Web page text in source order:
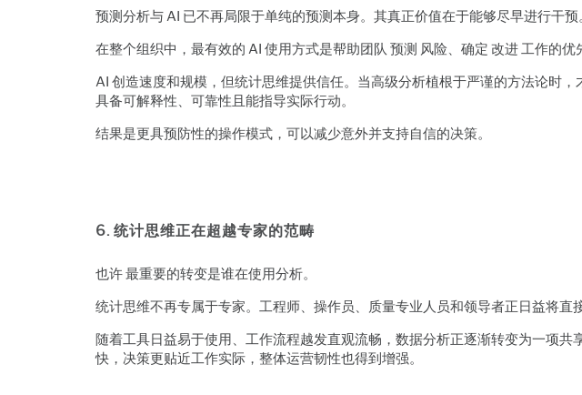
预测分析与 AI 已不再局限于单纯的预测本身。其真正价值在于能够尽早进行干预
在整个组织中，最有效的 AI 使用方式是帮助团队 预测 风险、确定 改进 工作的
AI 创造速度和规模，但统计思维提供信任。当高级分析植根于严谨的方法论时
具备可解释性、可靠性且能指导实际行动。
结果是更具预防性的操作模式，可以减少意外并支持自信的决策。
6. 统计思维正在超越专家的范畴
也许 最重要的转变是谁在使用分析。
统计思维不再专属于专家。工程师、操作员、质量专业人员和领导者正日益将直
随着工具日益易于使用、工作流程越发直观流畅，数据分析正逐渐转变为一项
快，决策更贴近工作实际，整体运营韧性也得到增强。